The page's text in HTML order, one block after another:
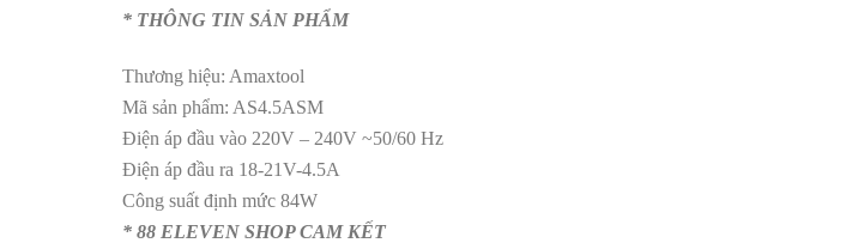
* THÔNG TIN SẢN PHẨM
Thương hiệu: Amaxtool
Mã sản phẩm: AS4.5ASM
Điện áp đầu vào 220V – 240V ~50/60 Hz
Điện áp đầu ra 18-21V-4.5A
Công suất định mức 84W
* 88 ELEVEN SHOP CAM KẾT